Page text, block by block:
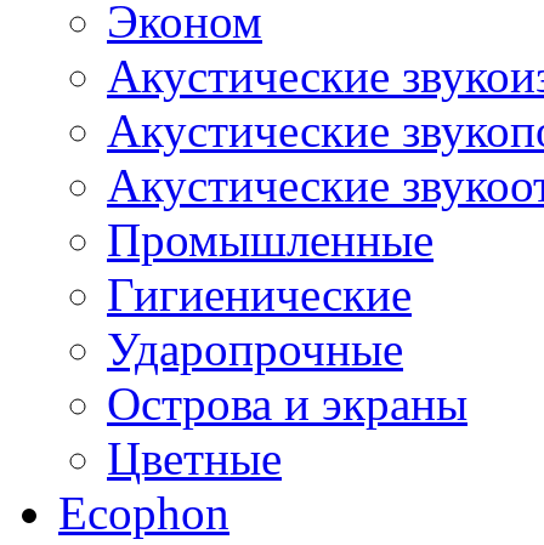
Эконом
Акустические
Акустические
Акустические
Промышленные
Гигиенические
Ударопрочные
Острова и экраны
Цветные
Ecophon